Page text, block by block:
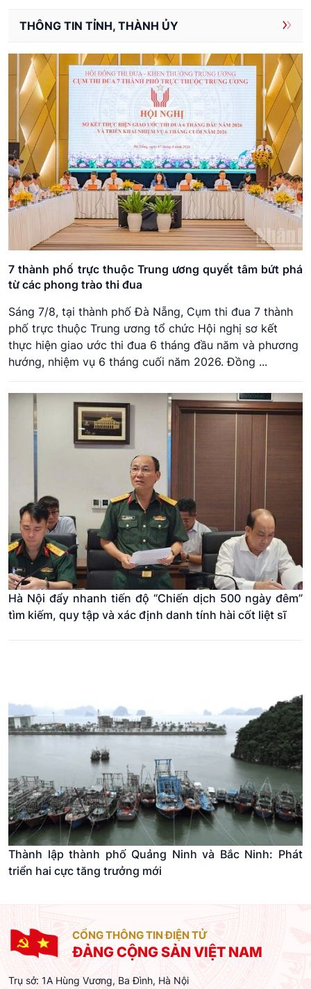
THÔNG TIN TỈNH, THÀNH ỦY
7 thành phố trực thuộc Trung ương quyết tâm bứt phá
từ các phong trào thi đua
Sáng 7/8, tại thành phố Đà Nẵng, Cụm thi đua 7 thành
phố trực thuộc Trung ương tổ chức Hội nghị sơ kết
thực hiện giao ước thi đua 6 tháng đầu năm và phương
hướng, nhiệm vụ 6 tháng cuối năm 2026. Đồng ...
Hà Nội đẩy nhanh tiến độ “Chiến dịch 500 ngày đêm”
tìm kiếm, quy tập và xác định danh tính hài cốt liệt sĩ
Thành lập thành phố Quảng Ninh và Bắc Ninh: Phát
triển hai cực tăng trưởng mới
CỔNG THÔNG TIN ĐIỆN TỬ
ĐẢNG CỘNG SẢN VIỆT NAM
Trụ sở: 1A Hùng Vương, Ba Đình, Hà Nội